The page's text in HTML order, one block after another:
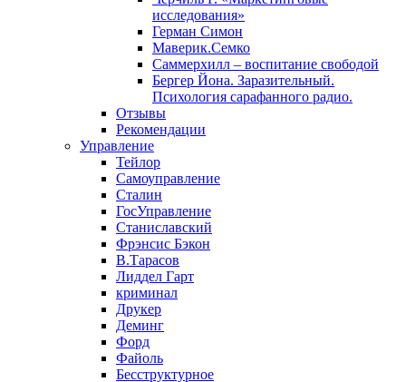
исследования»
Герман Симон
Маверик.Семко
Саммерхилл – воспитание свободой
Бергер Йона. Заразительный.
Психология сарафанного радио.
Отзывы
Рекомендации
Управление
Тейлор
Самоуправление
Сталин
ГосУправление
Станиславский
Фрэнсис Бэкон
В.Тарасов
Лиддел Гарт
криминал
Друкер
Деминг
Форд
Файоль
Бесструктурное